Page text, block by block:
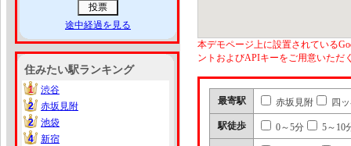
途中経過を見る
住みたい駅ランキング
1
1
渋谷
2
2
赤坂見附
2
2
池袋
4
4
新宿
本デモページ上に設置されている
ントおよびAPIキーをご用意いただ
最寄駅 赤坂見附 四
駅徒歩 0～5分 5～10